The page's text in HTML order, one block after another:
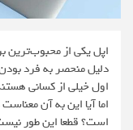
اپل یکی از محبوب‌ترین
دلیل منحصر به فرد
اول خیلی از کسانی
اما آیا این به آن
است؟ قطعا این طور